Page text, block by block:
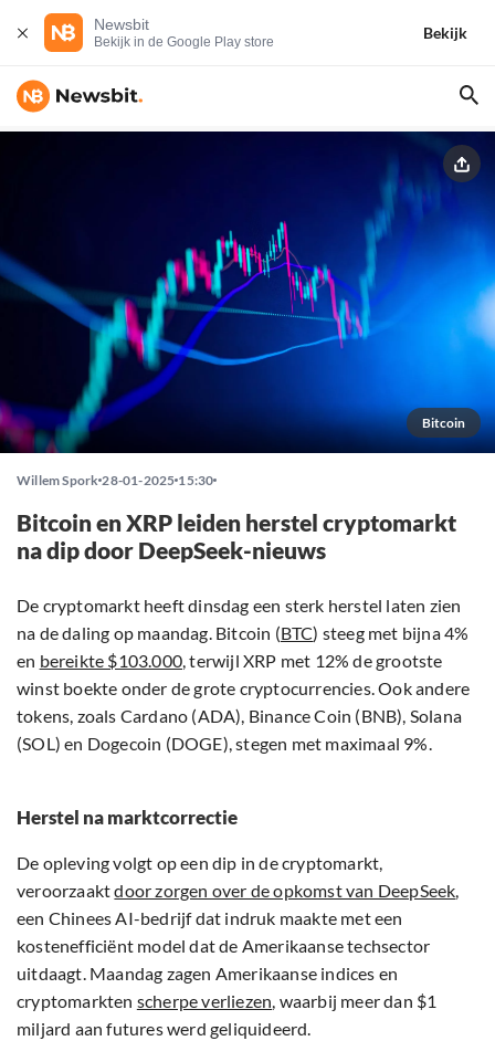
Newsbit
Bekijk in de Google Play store
Bekijk
Bitcoin
Willem Spork 28-01-2025 15:30
Bitcoin en XRP leiden herstel cryptomarkt
na dip door DeepSeek-nieuws
De cryptomarkt heeft dinsdag een sterk herstel laten zien
na de daling op maandag. Bitcoin (BTC) steeg met bijna 4%
en bereikte $103.000, terwijl XRP met 12% de grootste
winst boekte onder de grote cryptocurrencies. Ook andere
tokens, zoals Cardano (ADA), Binance Coin (BNB), Solana
(SOL) en Dogecoin (DOGE), stegen met maximaal 9%.
Herstel na marktcorrectie
De opleving volgt op een dip in de cryptomarkt,
veroorzaaktdoor zorgen over de opkomst van DeepSeek,
een Chinees AI-bedrijf dat indruk maakte met een
kostenefficiënt model dat de Amerikaanse techsector
uitdaagt. Maandag zagen Amerikaanse indices en
cryptomarkten scherpe verliezen, waarbij meer dan $1
miljard aan futures werd geliquideerd.